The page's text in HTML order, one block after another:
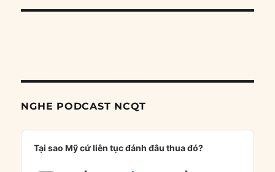
NGHE PODCAST NCQT
Audio
Player
Tại sao Mỹ cứ liên tục đánh đâu thua đó?